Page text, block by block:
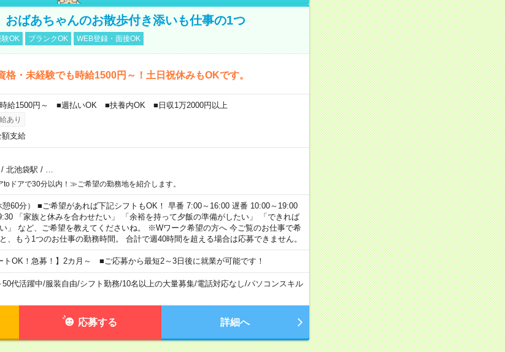
おばあちゃんのお散歩付き添いも仕事の1つ
OK ブランクOK WEB登録・面接OK
・未経験でも時給1500円～！土日祝休みもOKです。
時給1500円～ ■週払いOK ■扶養内OK ■日収1万2000円以上
あり
支給
/ 北池袋駅 / …
ドアで30分以内！≫ご希望の勤務地を紹介します。
憩60分） ■ご希望があれば下記シフトもOK！ 早番 7:00～16:00 遅番 10:00～19:00
「家族と休みを合わせたい」 「余裕を持って夕飯の準備がしたい」 「できれば
」 など、ご希望を教えてくださいね。 ※Wワーク希望の方へ 今ご覧のお仕事で希
、もう1つのお仕事の勤務時間。 合計で週40時間を超える場合は応募できません。
トOK！急募！】2カ月～ ■ご応募から最短2～3日後に就業が可能です！
50代活躍中/服装自由/シフト勤務/10名以上の大量募集/電話対応なし/パソコンスキル
応募する 詳細へ